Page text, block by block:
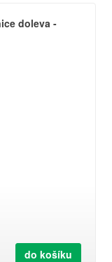
doleva -
do košíku